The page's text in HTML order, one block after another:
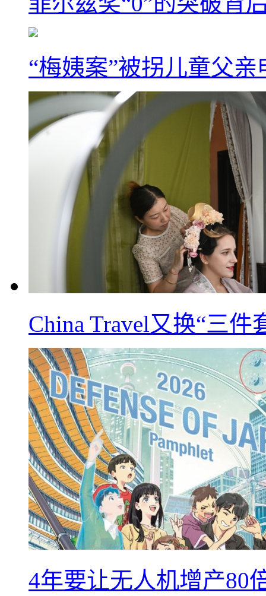
“梅姨案”被拐儿童父
China Travel又换“三
4年要让无人机增产80